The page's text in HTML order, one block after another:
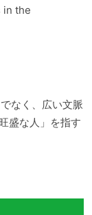
in the
なく、広い文脈
盛な人」を指す